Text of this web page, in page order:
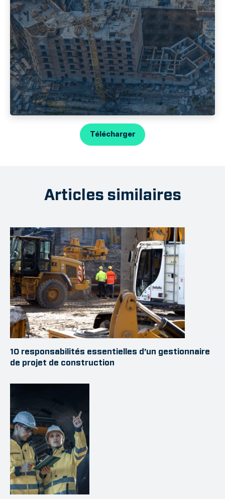
Télécharger
Articles similaires
10 responsabilités essentielles d’un gestionnaire
de projet de construction